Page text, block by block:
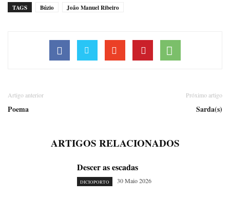
TAGS Búzio João Manuel Ribeiro
Artigo anterior
Poema
Próximo artigo
Sarda(s)
ARTIGOS RELACIONADOS
Descer as escadas
DICIOPORTO 30 Maio 2026